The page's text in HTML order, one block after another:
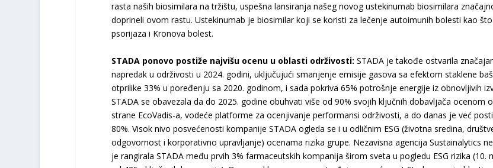
rasta naših biosimilara na tržištu, uspešna lansiranja našeg novog ustekinumab biosimilara
doprineli ovom rastu. Ustekinumab je biosimilar koji se koristi za lečenje autoimunih bolesti kao
psorijaza i Kronova bolest.
STADA ponovo postiže najvišu ocenu u oblasti održivosti: STADA je takođe ostvarila
napredak u održivosti u 2024. godini, uključujući smanjenje emisije gasova sa efektom staklene
otprilike 33% u poređenju sa 2020. godinom, i sada pokriva 65% potrošnje energije iz obnovljivih
STADA se obavezala da do 2025. godine obuhvati više od 90% svojih ključnih dobavljača ocenom
strane EcoVadis-a, vodeće platforme za ocenjivanje performansi održivosti, a do danas je već
80%. Visok nivo posvećenosti kompanije STADA ogleda se i u odličnim ESG (životna sredina,
odgovornost i korporativno upravljanje) ocenama rizika grupe. Nezavisna agencija Sustainalytics
je rangirala STADA među prvih 3% farmaceutskih kompanija širom sveta u pogledu ESG rizika (10.